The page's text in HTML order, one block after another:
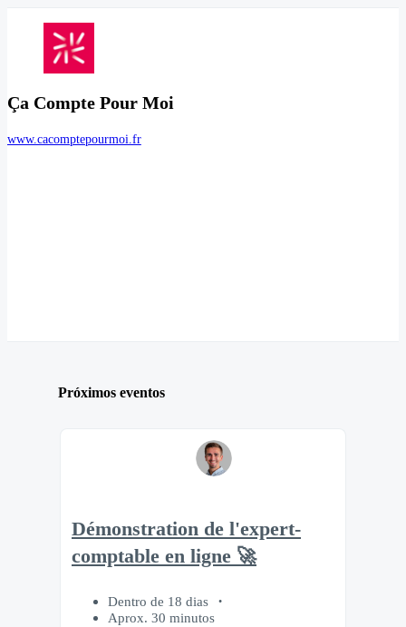
Ça Compte Pour Moi
www.cacomptepourmoi.fr
Próximos eventos
Démonstration de l'expert-
comptable en ligne 🚀
Dentro de 18 dias
Aprox. 30 minutos